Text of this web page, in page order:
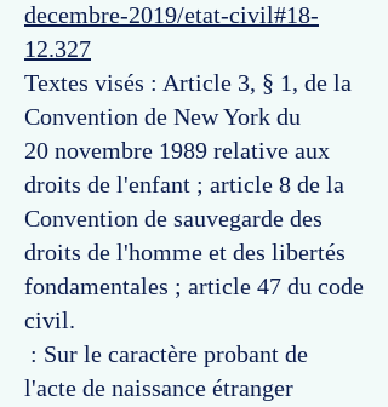
decembre-2019/etat-civil#18-
12.327
Textes visés : Article 3, § 1, de la
Convention de New York du
20 novembre 1989 relative aux
droits de l'enfant ; article 8 de la
Convention de sauvegarde des
droits de l'homme et des libertés
fondamentales ; article 47 du code
civil.
: Sur le caractère probant de
l'acte de naissance étranger